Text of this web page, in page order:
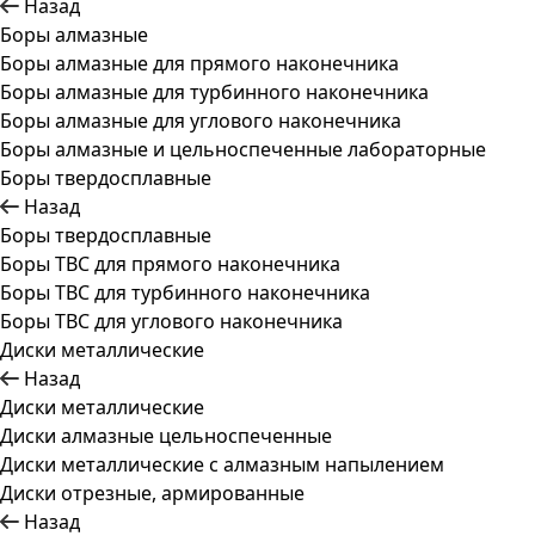
Назад
Боры алмазные
Боры алмазные для прямого наконечника
Боры алмазные для турбинного наконечника
Боры алмазные для углового наконечника
Боры алмазные и цельноспеченные лабораторные
Боры твердосплавные
Назад
Боры твердосплавные
Боры ТВС для прямого наконечника
Боры ТВС для турбинного наконечника
Боры ТВС для углового наконечника
Диски металлические
Назад
Диски металлические
Диски алмазные цельноспеченные
Диски металлические с алмазным напылением
Диски отрезные, армированные
Назад